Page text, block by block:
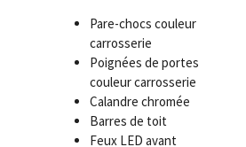
Pare-chocs couleur
carrosserie
Poignées de portes
couleur carrosserie
Calandre chromée
Barres de toit
Feux LED avant